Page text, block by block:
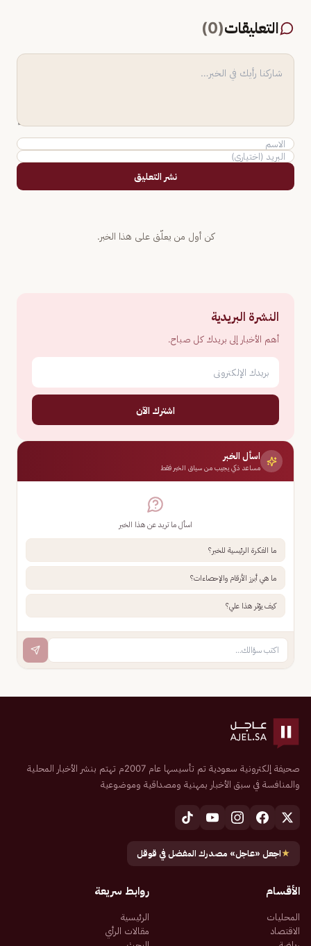
التعليقات(
0
)
نشر التعليق
كن أول من يعلّق على هذا الخبر.
النشرة البريدية
أهم الأخبار إلى بريدك كل صباح.
اشترك الآن
اسأل الخبر
مساعد ذكي يجيب من سياق الخبر فقط
اسأل ما تريد عن هذا الخبر
ما الفكرة الرئيسية للخبر؟
ما هي أبرز الأرقام والإحصاءات؟
كيف يؤثر هذا علي؟
صحيفة إلكترونية سعودية تم تأسيسها عام 2007م تهتم بنشر الأخبار المحلية
والمنافسة في سبق الأخبار بمهنية ومصداقية وموضوعية
★اجعل «عاجل» مصدرك المفضل في قوقل
الأقسام
المحليات
الاقتصاد
روابط سريعة
الرئيسية
مقالات الرأي